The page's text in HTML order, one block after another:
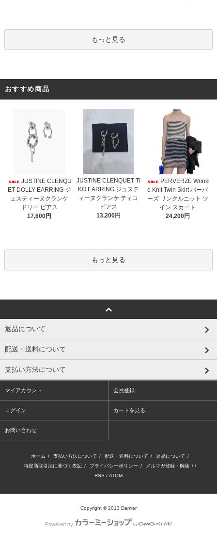
もっと見る
おすすめ商品
JUSTINE CLENQU
ET DOLLY EARRING ジ
ュスティーヌクランケ
ドリー ピアス
17,600円
JUSTINE CLENQUET TI
KO EARRING ジュステ
ィーヌクランケ ティコ
ピアス
13,200円
PERVERZE Wrinkl
e Knit Twin Skirt パーバ
ーズ リンクルニット ツ
イン スカート
24,200円
もっと見る
返品について
配送・送料について
支払い方法について
マイアカウント 会員登録
ログイン カートを見る
お問い合わせ
ホーム / 支払い方法について / 配送・送料について / 返品について /
特定商取引法に基づく表記 / プライバシーポリシー / メルマガ登録・解除 / /
RSS / ATOM
Copyright © 2013 Damier
Powered by